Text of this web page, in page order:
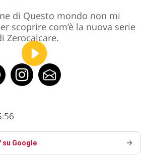
di Questo mondo non mi
scoprire com’è la nuova serie
Zerocalcare.
su Google